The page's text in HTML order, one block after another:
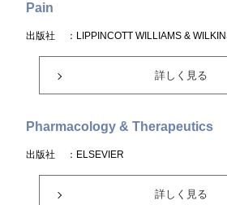
Pain
出版社 ：LIPPINCOTT WILLIAMS &
詳しく見る
Pharmacology & Therapeutics
出版社 ：ELSEVIER
詳しく見る